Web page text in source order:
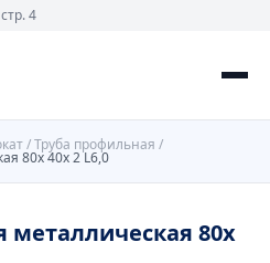
4
/Труба профильная /
80х 40х 2 L6,0
металлическая 80х